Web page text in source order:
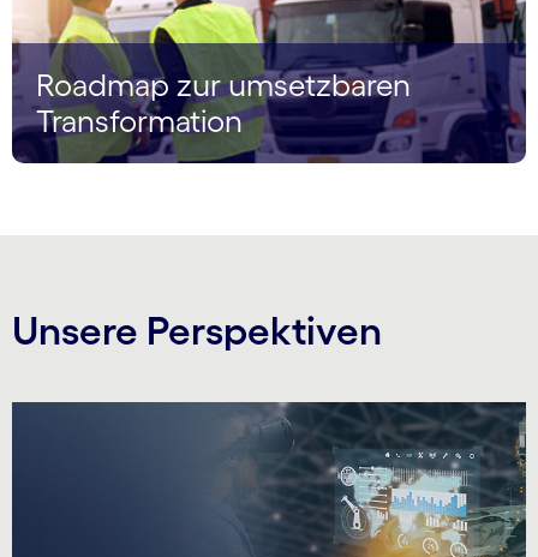
Roadmap zur umsetzbaren
Transformation
Unsere Perspektiven